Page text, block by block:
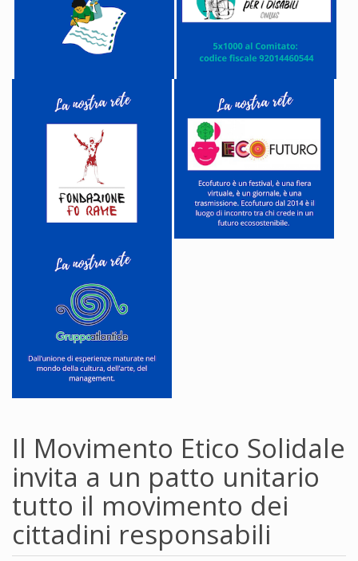
Il Movimento Etico Solidale
invita a un patto unitario
tutto il movimento dei
cittadini responsabili